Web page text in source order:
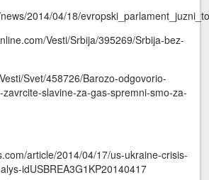
2014/04/18/
Vesti/Srbija/395269/Srbija-bez-
Svet/458726/Barozo-odgovorio-
slavine-za-gas-spremni-smo-za-
article/2014/04/17/us-ukraine-crisis-
idUSBREA3G1KP20140417